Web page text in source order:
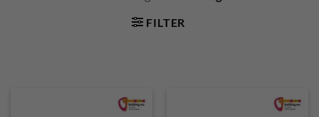
FILTER